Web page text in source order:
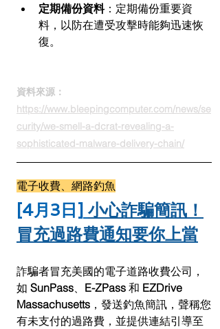
定期備份資料：定期備份重要資
料，以防在遭受攻擊時能夠迅速恢
復。
資料來源：
https://www.bleepingcomputer.com/news/se
curity/we-smell-a-dcrat-revealing-a-
sophisticated-malware-delivery-chain/
電子收費、網路釣魚
[4月3日] 小心詐騙簡訊！
冒充過路費通知要你上當
詐騙者冒充美國的電子道路收費公司，
如 SunPass E-ZPass 和 EZDrive
Massachusetts ，發送釣魚簡訊，聲稱您
有未支付的過路費，並提供連結引導至